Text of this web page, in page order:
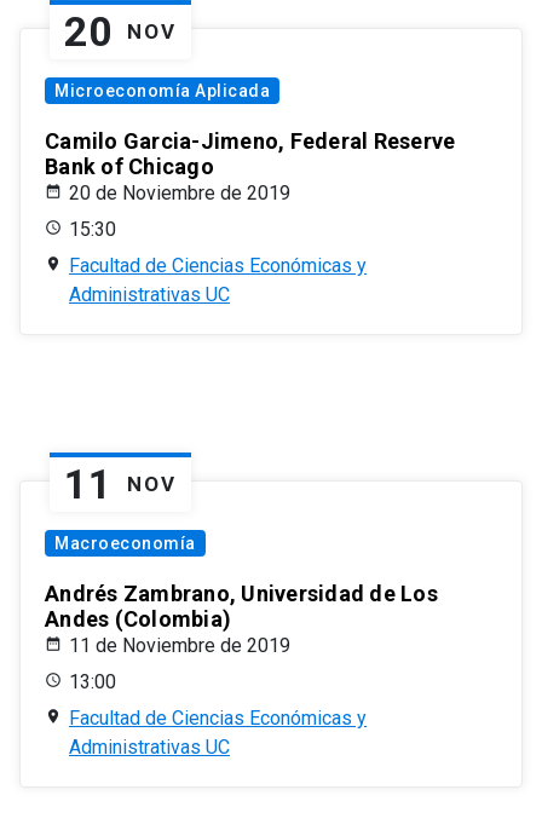
20 NOV
Microeconomía Aplicada
Camilo Garcia-Jimeno, Federal Reserve
Bank of Chicago
20 de Noviembre de 2019
15:30
Facultad de Ciencias Económicas y
Administrativas UC
11 NOV
Macroeconomía
Andrés Zambrano, Universidad de Los
Andes (Colombia)
11 de Noviembre de 2019
13:00
Facultad de Ciencias Económicas y
Administrativas UC